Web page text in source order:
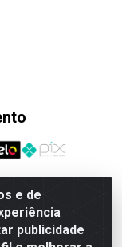
e de
publicidade
Do Sul, 161 -
700- CNPJ